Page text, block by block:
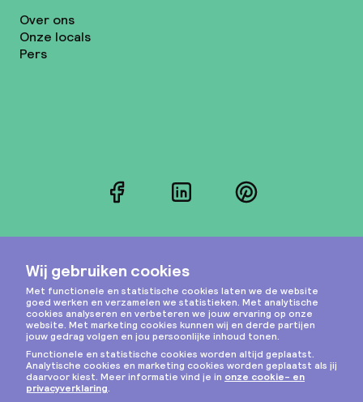
Over ons
Onze locals
Pers
FacebookLinkedInPinterest
Instagram